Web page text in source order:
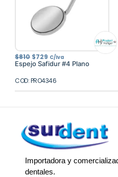
$810 El
precio
original
$810.
$729 El
precio
actual
$729.
C/Iva
Espejo Safidur #4 Plano
COD: PRO4346
Importadora y
dentales.